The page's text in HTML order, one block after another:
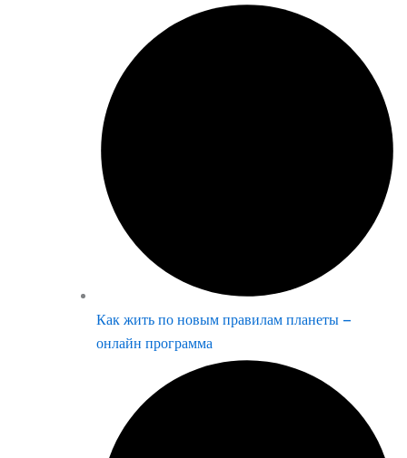
Как жить по новым правилам планеты –
онлайн программа